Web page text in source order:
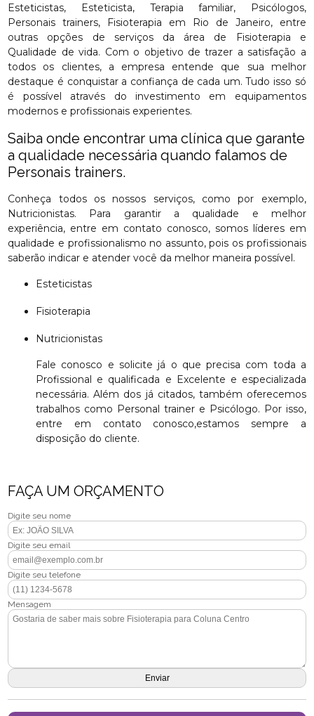
Esteticistas, Esteticista, Terapia familiar, Psicólogos,
Personais trainers, Fisioterapia em Rio de Janeiro, entre
outras opções de serviços da área de Fisioterapia e
Qualidade de vida. Com o objetivo de trazer a satisfação a
todos os clientes, a empresa entende que sua melhor
destaque é conquistar a confiança de cada um. Tudo isso só
é possível através do investimento em equipamentos
modernos e profissionais experientes.
Saiba onde encontrar uma clínica que garante
a qualidade necessária quando falamos de
Personais trainers.
Conheça todos os nossos serviços, como por exemplo,
Nutricionistas. Para garantir a qualidade e melhor
experiência, entre em contato conosco, somos líderes em
qualidade e profissionalismo no assunto, pois os profissionais
saberão indicar e atender você da melhor maneira possível.
Esteticistas
Fisioterapia
Nutricionistas
Fale conosco e solicite já o que precisa com toda a
Profissional e qualificada e Excelente e especializada
necessária. Além dos já citados, também oferecemos
trabalhos como Personal trainer e Psicólogo. Por isso,
entre em contato conosco,estamos sempre a
disposição do cliente.
FAÇA UM ORÇAMENTO
Digite seu nome
Digite seu email
Digite seu telefone
Mensagem